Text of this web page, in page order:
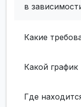
в
Какие
Какой график
Где